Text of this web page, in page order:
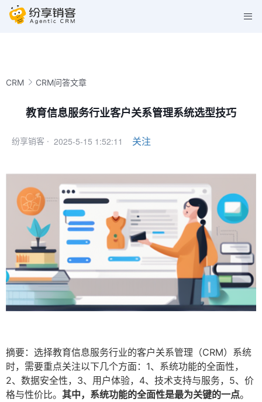
CRM CRM问答文章
教育信息服务行业客户关系管理系统选型技巧
纷享销客 · 2025-5-15 1:52:11 关注
摘要：选择教育信息服务行业的客户关系管理（CRM）系统
时，需要重点关注以下几个方面：1、系统功能的全面性，
2、数据安全性，3、用户体验，4、技术支持与服务，5、价
格与性价比。 其中，系统功能的全面性是最为关键的一点。